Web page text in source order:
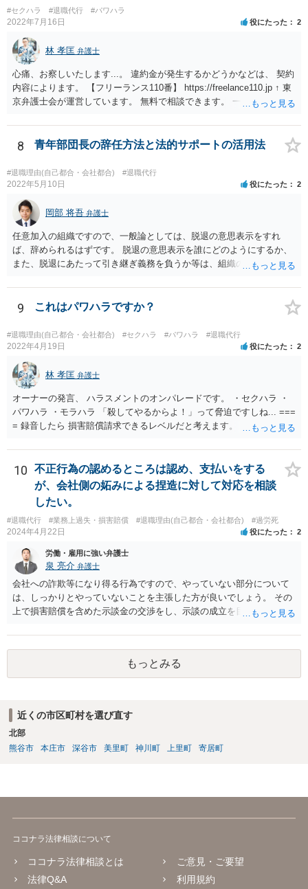
代行の利用などもご検討なさってください。
#セクハラ #退職代行 #パワハラ
2022年7月16日 役にたった 2
林 孝匡 弁護士
心痛、お察しいたします...。 違約金が発生するかどうかなどは、 契約
内容によります。 【フリーランス110番】 https://freelance110.jp ↑ 東
京弁護士会が運営しています。 無料で相談できます。 一度、ご相談す
「パワハラしてたよね」という材料で 減額交渉も可能かもしれませ
ん。
8 青年部団長の辞任方法と法的サポートの活用法
#退職理由(自己都合・会社都合) #退職代行
2022年5月10日 役にたった 2
岡部 将吾 弁護士
任意加入の組織ですので、一般論としては、脱退の意思表示をすれ
ば、辞められるはずです。 脱退の意思表示を誰にどのようにするか、
また、脱退にあたって引き継ぎ義務を負うか等は、組織の実態等を踏
もう少し具体的な対応方法についてアドバイスを受けられると思いま
す。
9 これはパワハラですか？
#退職理由(自己都合・会社都合) #セクハラ #パワハラ #退職代行
2022年4月19日 役にたった 2
林 孝匡 弁護士
オーナーの発言、 ハラスメントのオンパレードです。 ・セクハラ ・
パワハラ ・モラハラ 「殺してやるからよ！」って脅迫ですしね... ===
= 録音したら 損害賠償請求できるレベルだと考えます。 ━━━━━━
え方 ・パワハラ裁判例については、 私がブログを書いています。 プ
ロフィールのリンクから飛べます。 ご参考になれば幸いです。
10
不正行為の認めるところは認め、支払いをする
が、会社側の妬みによる捏造に対して対応を相談
したい。
#退職代行 #業務上過失・損害賠償 #退職理由(自己都合・会社都合) #過労死
2024年4月22日 役にたった 2
労働・雇用に強い弁護士
泉 亮介 弁護士
会社への詐欺等になり得る行為ですので、やっていない部分について
は、しっかりとやっていないことを主張した方が良いでしょう。 その
上で損害賠償を含めた示談金の交渉をし、示談の成立を目指す必要が
もっとみる
近くの市区町村を選び直す
北部
熊谷市
本庄市 深谷市 美里町 神川町 上里町 寄居町
ココナラ法律相談について
ココナラ法律相談とは
法律Q&A
ご意見・ご要望
利用規約